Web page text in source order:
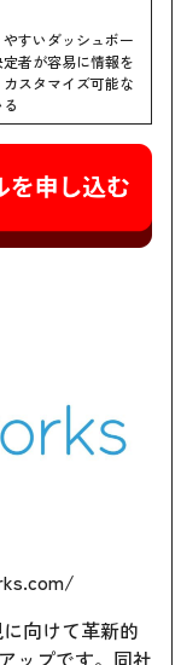
すいダッシュボー
者が容易に情報を
スタマイズ可能な
向けて革新的
ップです。同社